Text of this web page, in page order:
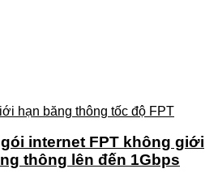
internet FPT không giới
thông lên đến 1Gbps